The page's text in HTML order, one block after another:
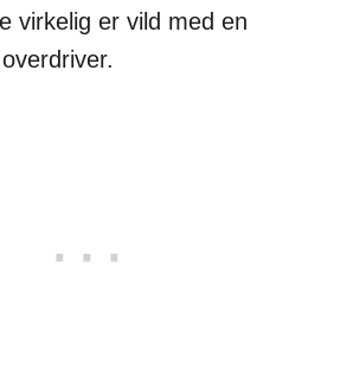
virkelig er vild med en